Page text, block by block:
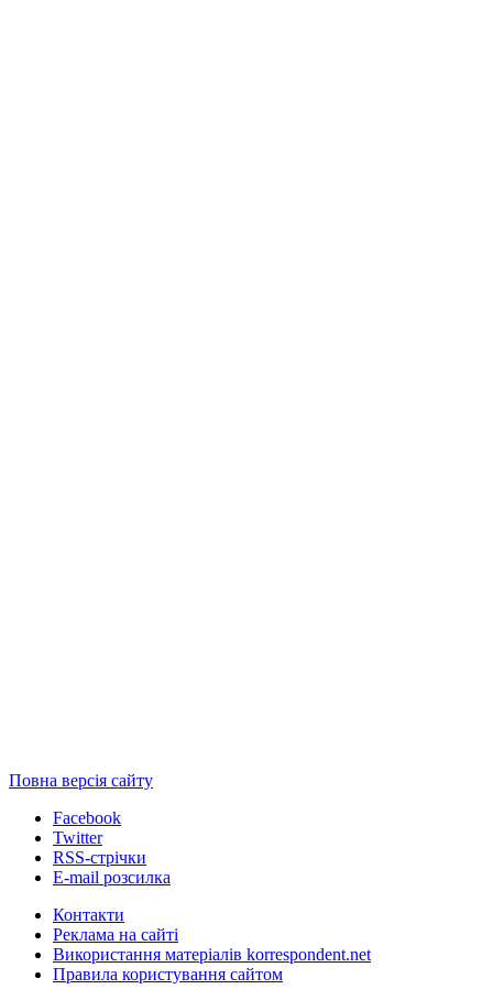
Повна версія сайту
Facebook
Twitter
RSS-стрічки
E-mail розсилка
Контакти
Реклама на сайті
Використання матеріалів korrespondent.net
Правила користування сайтом